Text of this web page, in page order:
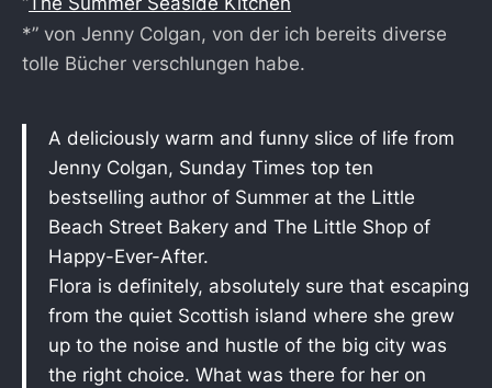
*” von Jenny Colgan, von der ich bereits diverse
tolle Bücher verschlungen habe.
A deliciously warm and funny slice of life from
Jenny Colgan, Sunday Times top ten
bestselling author of Summer at the Little
Beach Street Bakery and The Little Shop of
Happy-Ever-After.
Flora is definitely, absolutely sure that escaping
from the quiet Scottish island where she grew
up to the noise and hustle of the big city was
the right choice. What was there for her on